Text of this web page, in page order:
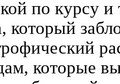
по курсу
который
которые